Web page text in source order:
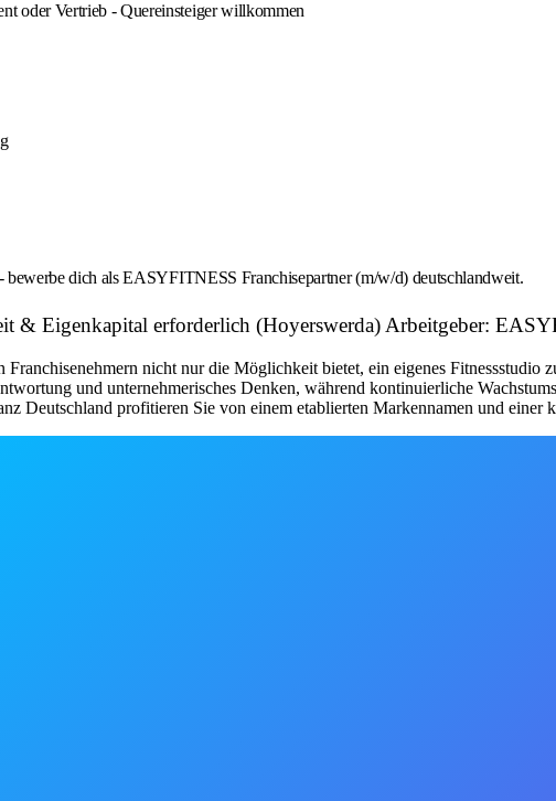
oder Vertrieb - Quereinsteiger willkommen
bewerbe dich als EASYFITNESS Franchisepartner (m/w/d) deutschlandweit.
& Eigenkapital erforderlich (Hoyerswerda) Arbeitgeber:
nicht nur die Möglichkeit bietet, ein eigenes Fitnessstudio
und unternehmerisches Denken, während kontinuierliche
Deutschland profitieren Sie von einem etablierten Markennamen und